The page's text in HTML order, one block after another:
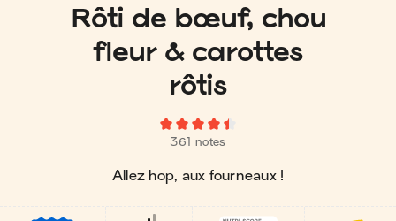
Rôti de bœuf, chou
fleur & carottes
rôtis
361 notes
Allez hop, aux fourneaux !